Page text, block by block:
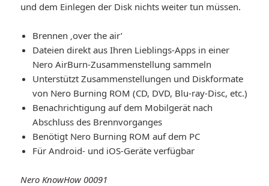
und dem Einlegen der Disk nichts weiter tun müssen.
Brennen ‚over the air’
Dateien direkt aus Ihren Lieblings-Apps in einer
Nero AirBurn-Zusammenstellung sammeln
Unterstützt Zusammenstellungen und Diskformate
von Nero Burning ROM (CD, DVD, Blu-ray-Disc, etc.)
Benachrichtigung auf dem Mobilgerät nach
Abschluss des Brennvorganges
Benötigt Nero Burning ROM auf dem PC
Für Android- und iOS-Geräte verfügbar
Nero KnowHow 00091